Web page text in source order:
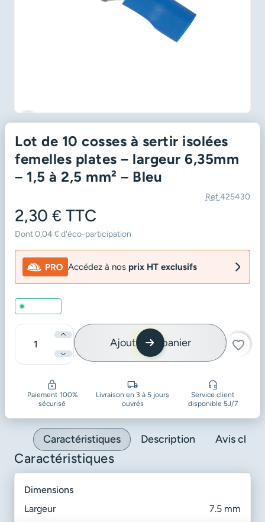
favorite_border
Lot de 10 cosses à sertir isolées
femelles plates – largeur 6,35mm
– 1,5 à 2,5 mm² – Bleu
Ref.425430
2,30 € TTC
Dont 0,04 € d'éco-participation
Accédez à nos prix HT exclusifs
Quantité
Ajouter au panier favorite_border
Paiement 100%
sécurisé
Livraison en 3 à 5 jours
ouvrés
Service client
disponible 5J/7
Caractéristiques Description Avis
Caractéristiques
dimensions
Largeur
7.5 mm